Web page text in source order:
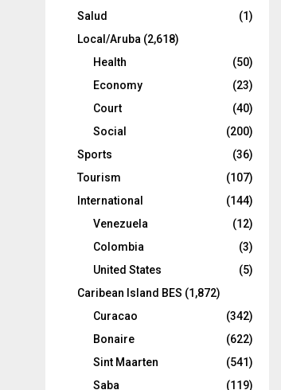
Salud
(1)
Local/Aruba (2,618)
Health
(50)
Economy
(23)
Court
(40)
Social
(200)
Sports
(36)
Tourism
(107)
International
(144)
Venezuela
(12)
Colombia
(3)
United States
(5)
Caribean Island BES (1,872)
Curacao
(342)
Bonaire
(622)
Sint Maarten
(541)
Saba
(119)